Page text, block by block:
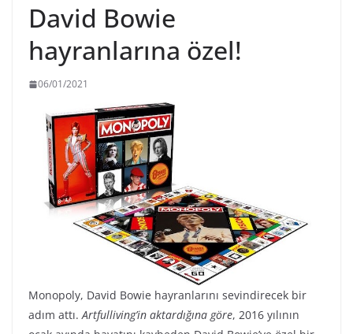
David Bowie
hayranlarına özel!
06/01/2021
Monopoly, David Bowie hayranlarını sevindirecek bir
adım attı.Artfulliving’in aktardığına göre, 2016 yılının